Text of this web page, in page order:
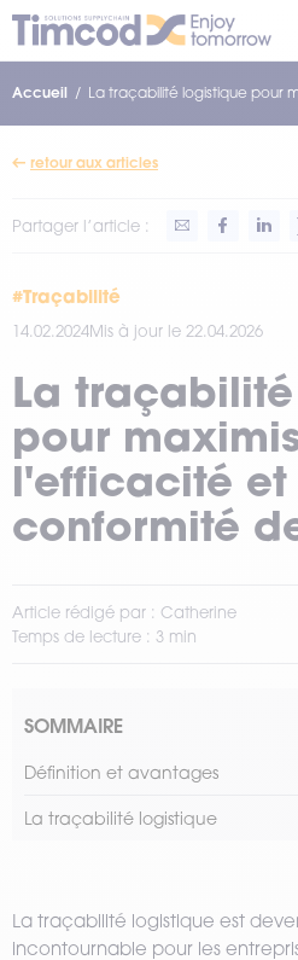
Accueil La traçabilité logistique pour
retour aux articles
Partager l’article :
#Traçabilité
14.02.2024Mis à jour le 22.04.2026
La
pour
l'efficacité et
conformité
Article rédigé par : Catherine
Temps de lecture : 3 min
SOMMAIRE
Définition et avantages
La traçabilité logistique
La traçabilité logistique est
incontournable pour les